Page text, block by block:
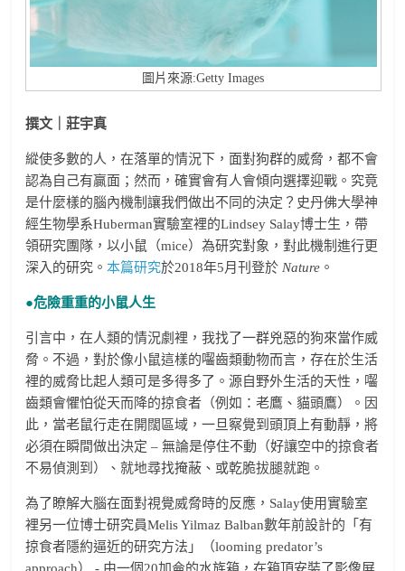
圖片來源:Getty Images
撰文｜莊宇真
縱使多數的人，在落單的情況下，面對狗群的威脅，都不會
認為自己有贏面；然而，確實會有人會傾向選擇迎戰。究竟
是什麼樣的腦內機制讓我們做出不同的決定？史丹佛大學神
經生物學系Huberman實驗室裡的Lindsey Salay博士生，帶
領研究團隊，以小鼠（mice）為研究對象，對此機制進行更
深入的研究。本篇研究於2018年5月刊登於 Nature 。
●危險重重的小鼠人生
引言中，在人類的情況劇裡，我找了一群兇惡的狗來當作威
脅。不過，對於像小鼠這樣的囓齒類動物而言，存在於生活
裡的威脅比起人類可是多得多了。源自野外生活的天性，囓
齒類會懼怕從天而降的掠食者（例如：老鷹、貓頭鷹）。因
此，當老鼠行走在開闊區域，一旦察覺到頭頂上有動靜，將
必須在瞬間做出決定 – 無論是停住不動（好讓空中的掠食者
不易偵測到）、就地尋找掩蔽、或乾脆拔腿就跑。
為了瞭解大腦在面對視覺威脅時的反應，Salay使用實驗室
裡另一位博士研究員Melis Yilmaz Balban數年前設計的「有
掠食者隱約逼近的研究方法」（looming predator’s
approach） - 由一個20加侖的水族箱，在箱頂安裝了影像屏